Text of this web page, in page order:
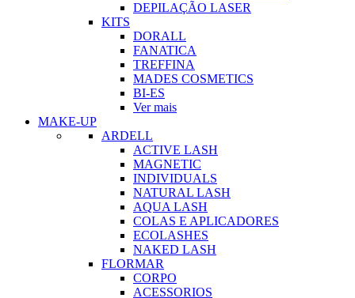
DEPILAÇÃO LASER
KITS
DORALL
FANATICA
TREFFINA
MADES COSMETICS
BI-ES
Ver mais
MAKE-UP
ARDELL
ACTIVE LASH
MAGNETIC
INDIVIDUALS
NATURAL LASH
AQUA LASH
COLAS E APLICADORES
ECOLASHES
NAKED LASH
FLORMAR
CORPO
ACESSORIOS